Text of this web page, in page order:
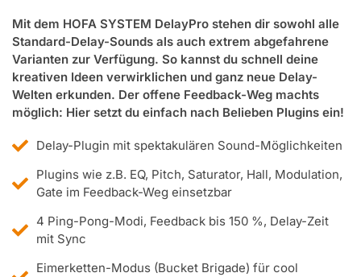
Mit dem HOFA SYSTEM DelayPro stehen dir sowohl alle
Standard-Delay-Sounds als auch extrem abgefahrene
Varianten zur Verfügung. So kannst du schnell deine
kreativen Ideen verwirklichen und ganz neue Delay-
Welten erkunden. Der offene Feedback-Weg machts
möglich: Hier setzt du einfach nach Belieben Plugins ein!
Delay-Plugin mit spektakulären Sound-Möglichkeiten
Plugins wie z.B. EQ, Pitch, Saturator, Hall, Modulation,
Gate im Feedback-Weg einsetzbar
4 Ping-Pong-Modi, Feedback bis 150 %, Delay-Zeit
mit Sync
Eimerketten-Modus (Bucket Brigade) für cool